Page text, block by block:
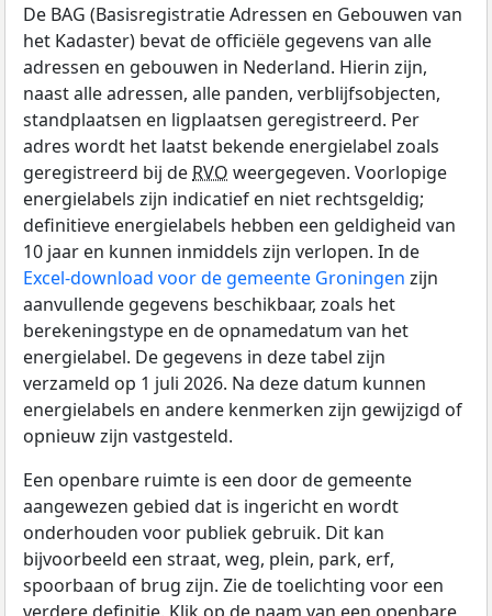
De BAG (Basisregistratie Adressen en Gebouwen van
het Kadaster) bevat de officiële gegevens van alle
adressen en gebouwen in Nederland. Hierin zijn,
naast alle adressen, alle panden, verblijfsobjecten,
standplaatsen en ligplaatsen geregistreerd. Per
adres wordt het laatst bekende energielabel zoals
geregistreerd bij de RVO weergegeven. Voorlopige
energielabels zijn indicatief en niet rechtsgeldig;
definitieve energielabels hebben een geldigheid van
10 jaar en kunnen inmiddels zijn verlopen. In de
Excel-download voor de gemeente Groningen zijn
aanvullende gegevens beschikbaar, zoals het
berekeningstype en de opnamedatum van het
energielabel. De gegevens in deze tabel zijn
verzameld op 1 juli 2026. Na deze datum kunnen
energielabels en andere kenmerken zijn gewijzigd of
opnieuw zijn vastgesteld.
Een openbare ruimte is een door de gemeente
aangewezen gebied dat is ingericht en wordt
onderhouden voor publiek gebruik. Dit kan
bijvoorbeeld een straat, weg, plein, park, erf,
spoorbaan of brug zijn. Zie de toelichting voor een